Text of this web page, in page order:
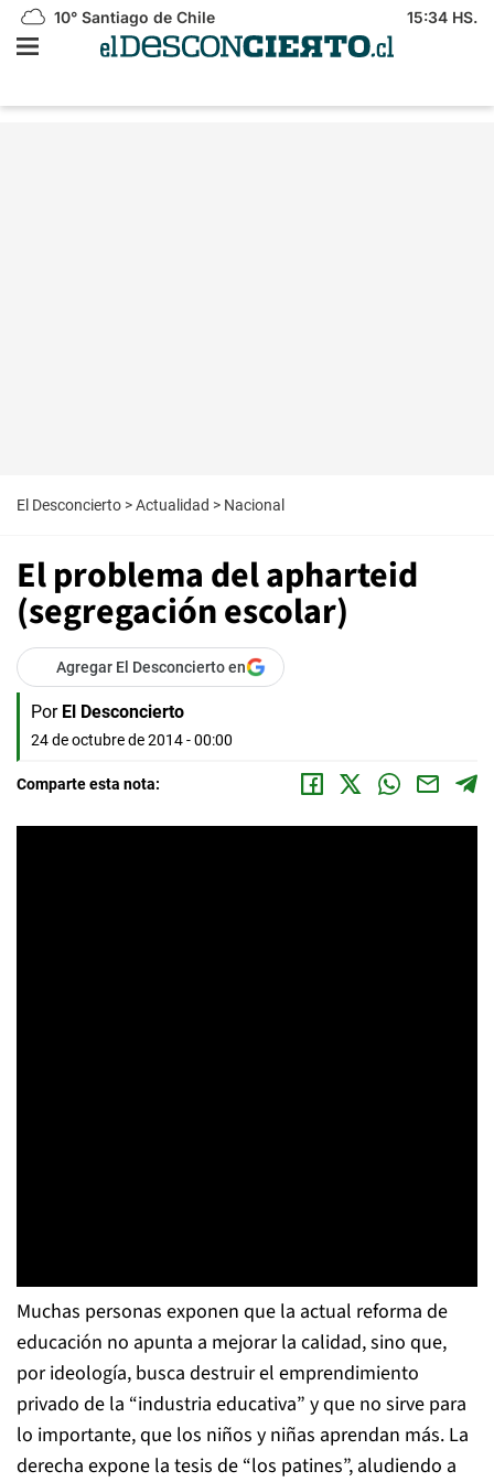
10° Santiago de Chile 15:34 HS.
El Desconcierto >Actualidad > Nacional
El problema del apharteid
(segregación escolar)
Agregar El Desconcierto en
Por El Desconcierto
24 de octubre de 2014 - 00:00
Comparte esta nota:
Muchas personas exponen que la actual reforma de
educación no apunta a mejorar la calidad, sino que,
por ideología, busca destruir el emprendimiento
privado de la “industria educativa” y que no sirve para
lo importante, que los niños y niñas aprendan más. La
derecha expone la tesis de “los patines”, aludiendo a